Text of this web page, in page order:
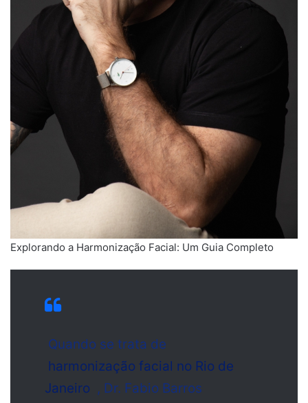
Explorando a Harmonização Facial: Um Guia Completo
Quando se trata de
harmonização facial no Rio de
Janeiro , Dr. Fabio Barros